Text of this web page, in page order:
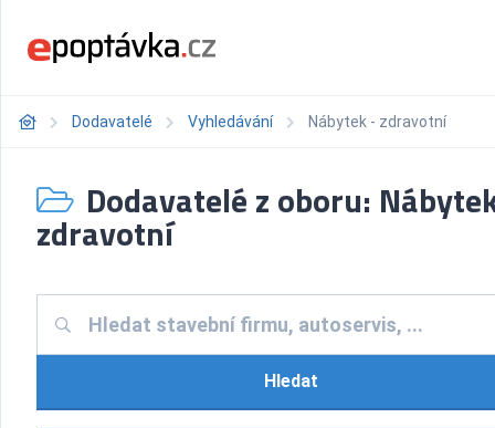
Dodavatelé Vyhledávání Nábytek - zdravotní
Dodavatelé z oboru:
zdravotní
Hledat